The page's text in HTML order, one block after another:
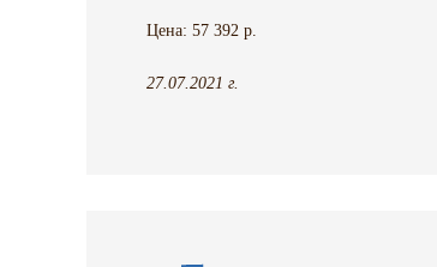
Цена: 57 392 р.
27.07.2021 г.